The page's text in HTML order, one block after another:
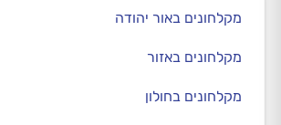
מקלחונים באור יהודה
מקלחונים באזור
מקלחונים בחולון